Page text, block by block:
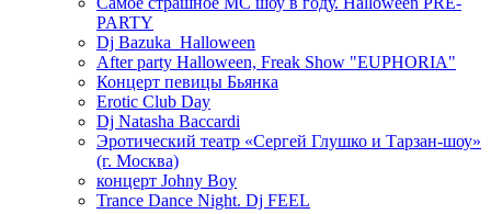
PARTY
Dj Bazuka_Halloween
After party Halloween, Freak Show "EUPHORIA"
Концерт певицы Бьянка
Erotic Club Day
Dj Natasha Baccardi
Эротический театр «Сергей Глушко и Тарзан-шоу»
(г. Москва)
концерт Johny Boy
Trance Dance Night. Dj FEEL